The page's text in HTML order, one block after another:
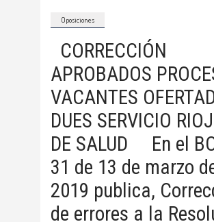
Oposiciones
CORRECCIÓN
APROBADOS
VACANTES
DUES SERVICIO
DE SALUD En el
31 de 13 de marzo
2019 publica,
de errores a la